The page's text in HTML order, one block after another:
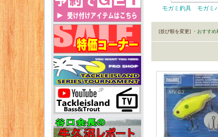
モガミ釣具 モガミ
[並び順を変更] ・おすすめ